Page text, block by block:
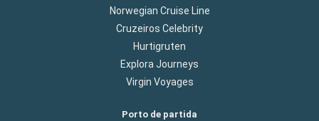
Norwegian Cruise Line
Cruzeiros Celebrity
Hurtigruten
Explora Journeys
Virgin Voyages
Porto de partida